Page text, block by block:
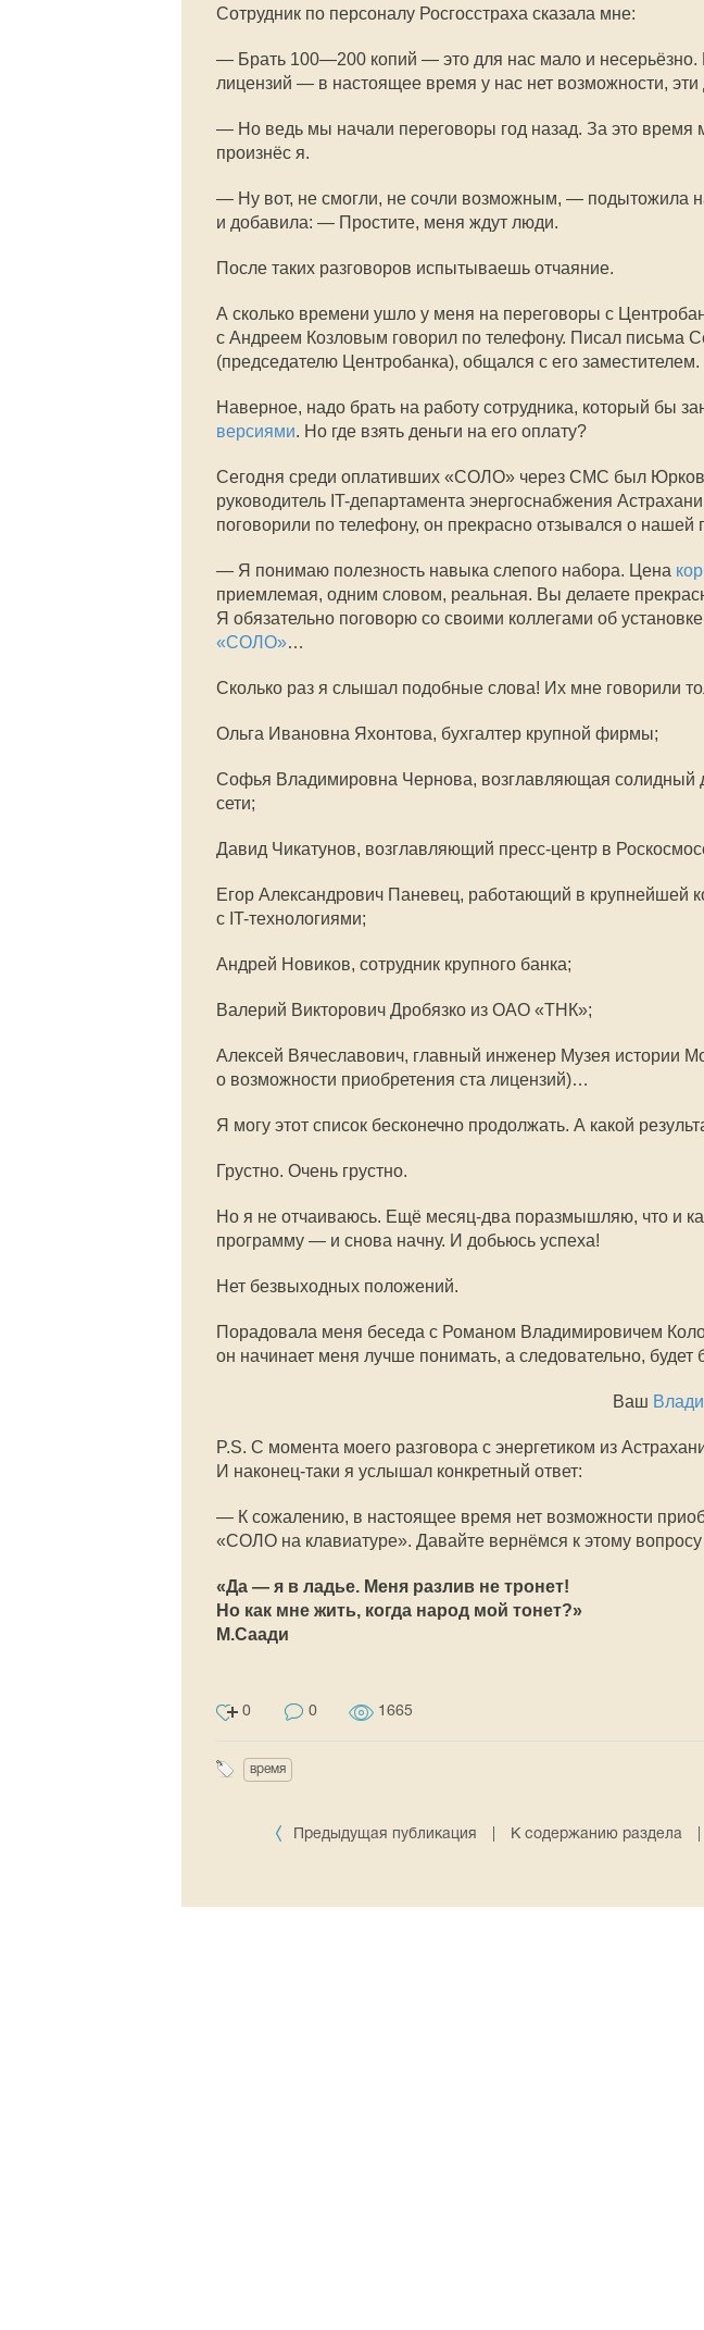
Сотрудник по персоналу Росгосстраха сказала мне:
— Брать 100—200 копий — это для нас мало и
лицензий — в настоящее время у нас нет возможности,
— Но ведь мы начали переговоры год назад. За это
произнёс я.
— Ну вот, не смогли, не сочли возможным, — подытожила
и добавила: — Простите, меня ждут люди.
После таких разговоров испытываешь отчаяние.
А сколько времени ушло у меня на переговоры с
с Андреем Козловым говорил по телефону. Писал письма
(председателю Центробанка), общался с его заместителем.
Наверное, надо брать на работу сотрудника, который бы
версиями. Но где взять деньги на его оплату?
Сегодня среди оплативших «СОЛО» через СМС был Юрков
руководитель IT-департамента энергоснабжения
поговорили по телефону, он прекрасно отзывался о нашей
— Я понимаю полезность навыка слепого набора. Цена
приемлемая, одним словом, реальная. Вы делаете
Я обязательно поговорю со своими коллегами об
«СОЛО»…
Сколько раз я слышал подобные слова! Их мне говорили
Ольга Ивановна Яхонтова, бухгалтер крупной фирмы;
Софья Владимировна Чернова, возглавляющая солидный
сети;
Давид Чикатунов, возглавляющий пресс-центр в
Егор Александрович Паневец, работающий в крупнейшей
с IT-технологиями;
Андрей Новиков, сотрудник крупного банка;
Валерий Викторович Дробязко из ОАО «ТНК»;
Алексей Вячеславович, главный инженер Музея истории
о возможности приобретения ста лицензий)…
Я могу этот список бесконечно продолжать. А какой
Грустно. Очень грустно.
Но я не отчаиваюсь. Ещё месяц-два поразмышляю, что и
программу — и снова начну. И добьюсь успеха!
Нет безвыходных положений.
Порадовала меня беседа с Романом Владимировичем
он начинает меня лучше понимать, а следовательно, будет
Ваш
P.S. С момента моего разговора с энергетиком из
И наконец-таки я услышал конкретный ответ:
— К сожалению, в настоящее время нет возможности
«СОЛО на клавиатуре». Давайте вернёмся к этому
«Да — я в ладье. Меня разлив не тронет!
Но как мне жить, когда народ мой тонет?»
М.Саади
0 0 1665
время
Предыдущая публикация К содержанию раздела